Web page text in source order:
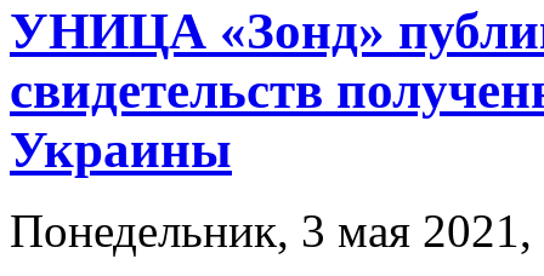
УНИЦА «Зонд»
свидетельств
Украины
Понедельник, 3 мая